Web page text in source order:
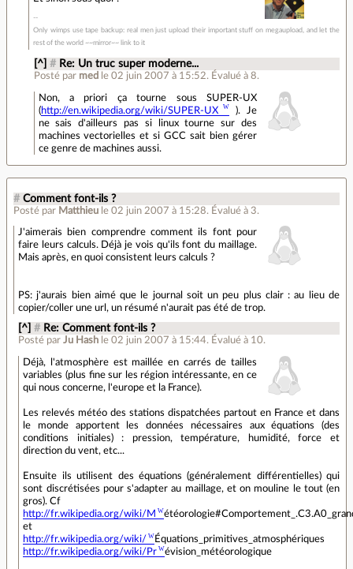
Only wimps use tape backup: real men just upload their important stuff on megaupload, and let the
rest of the world ~~mirror~~ link to it
[^] # Re: Un truc super moderne...
Posté par med le 02 juin 2007 à 15:52. Évalué à 8.
Non, a priori ça tourne sous SUPER-UX
(http://en.wikipedia.org/wiki/SUPER-UX
). Je
ne sais d'ailleurs pas si linux tourne sur des
machines vectorielles et si GCC sait bien gérer
ce genre de machines aussi.
# Comment font-ils ?
Posté par Matthieu le 02 juin 2007 à 15:28. Évalué à 3.
J'aimerais bien comprendre comment ils font pour
faire leurs calculs. Déjà je vois qu'ils font du maillage.
Mais après, en quoi consistent leurs calculs ?
PS: j'aurais bien aimé que le journal soit un peu plus clair : au lieu de
copier/coller une url, un résumé n'aurait pas été de trop.
[^] # Re: Comment font-ils ?
Posté parJu Hash le 02 juin 2007 à 15:44. Évalué à 10.
Déjà, l'atmosphère est maillée en carrés de tailles
variables (plus fine sur les région intéressante, en ce
qui nous concerne, l'europe et la France).
Les relevés météo des stations dispatchées partout en France et dans
le monde apportent les données nécessaires aux équations (des
conditions initiales) : pression, température, humidité, force et
direction du vent, etc...
Ensuite ils utilisent des équations (généralement différentielles) qui
sont discrétisées pour s'adapter au maillage, et on mouline le tout (en
gros). Cf
http://fr.wikipedia.org/wiki/M
et
http://fr.wikipedia.org/wiki/
Équations_primitives_atmosphériques
http://fr.wikipedia.org/wiki/Pr
évision_météorologique